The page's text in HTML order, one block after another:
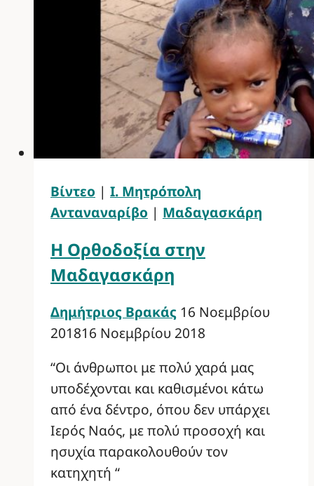
Βίντεο | Ι. Μητρόπολη
Ανταναναρίβο | Μαδαγασκάρη
Η Ορθοδοξία στην
Μαδαγασκάρη
Δημήτριος Βρακάς 16 Νοεμβρίου
201816 Νοεμβρίου 2018
“Οι άνθρωποι με πολύ χαρά μας
υποδέχονται και καθισμένοι κάτω
από ένα δέντρο, όπου δεν υπάρχει
Ιερός Ναός, με πολύ προσοχή και
ησυχία παρακολουθούν τον
κατηχητή “